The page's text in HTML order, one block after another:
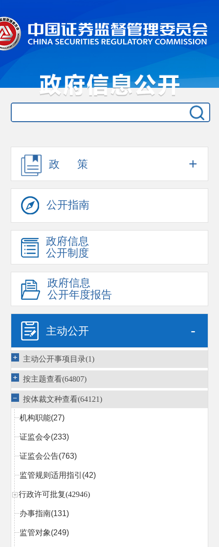
政 策 +
公开指南
政府信息
公开制度
政府信息
公开年度报告
主动公开 -
主动公开事项目录(1)
按主题查看(64807)
按体裁文种查看(64121)
机构职能(27)
证监会令(233)
证监会公告(763)
监管规则适用指引 (42)
行政许可批复(42946)
办事指南(131)
监管对象(249)